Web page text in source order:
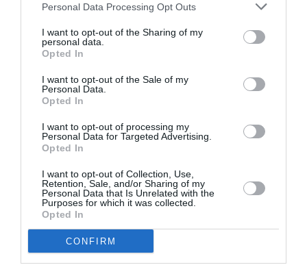
Personal Data Processing Opt Outs
I want to opt-out of the Sharing of my
personal data.
Opted In
I want to opt-out of the Sale of my
Personal Data.
Opted In
I want to opt-out of processing my
Personal Data for Targeted Advertising.
Opted In
I want to opt-out of Collection, Use,
Retention, Sale, and/or Sharing of my
Personal Data that Is Unrelated with the
Purposes for which it was collected.
Opted In
CONFIRM
Appel aux lecteurs !
Soutenez Air Journal participez
DERNIERS COMMENTAIRES